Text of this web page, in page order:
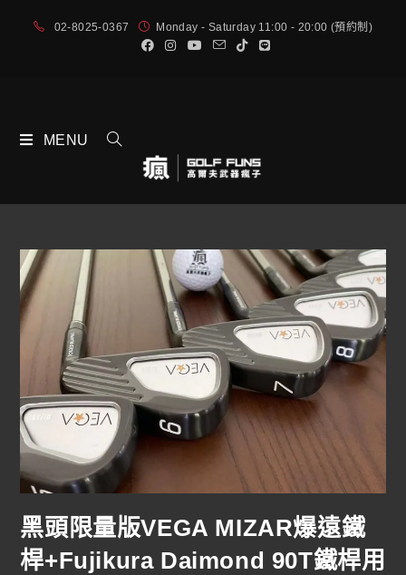
02-8025-0367 Monday - Saturday 11:00 - 20:00 (預約制)
MENU
黑頭限量版VEGA MIZAR爆遠鐵
桿+Fujikura Daimond 90T鐵桿用